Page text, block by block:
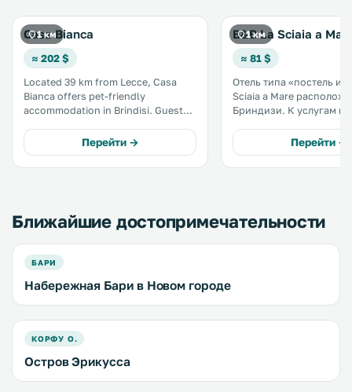
1 км
Casa Bianca
≈ 202 $
Located 39 km from Lecce, Casa
Bianca offers pet-friendly
accommodation in Brindisi. Guests
available on site. .
Перейти →
1 км
B&B La Sciaia a
≈ 81 $
Отель типа «постель и
Sciaia a Mare
Бриндизи. К услугам гостей
Wi-Fi на всей
Ежедневно в отеле
сладкий завтрак. Все красочные
Перейти →
Ближайшие достопримечательности
БАРИ
Набережная Бари в Новом городе
КОРФУ О.
Остров Эрикусса